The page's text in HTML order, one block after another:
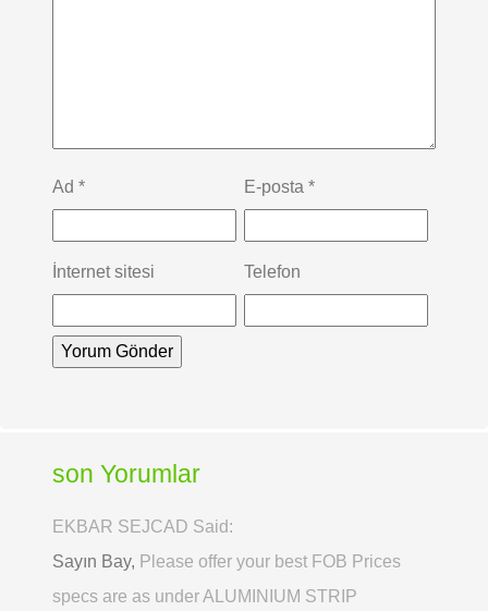
Ad * E-posta *
İnternet sitesi Telefon
son Yorumlar
EKBAR SEJCAD Said:
Sayın Bay, Please offer your best FOB Prices
specs are as under ALUMINIUM STRIP